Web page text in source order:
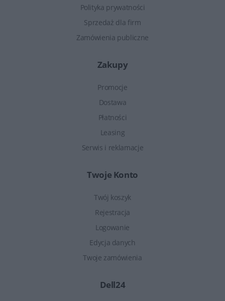
Polityka prywatności
Sprzedaż dla firm
Zamówienia publiczne
Zakupy
Promocje
Dostawa
Płatności
Leasing
Serwis i reklamacje
Twoje Konto
Twój koszyk
Rejestracja
Logowanie
Edycja danych
Twoje zamówienia
Dell24